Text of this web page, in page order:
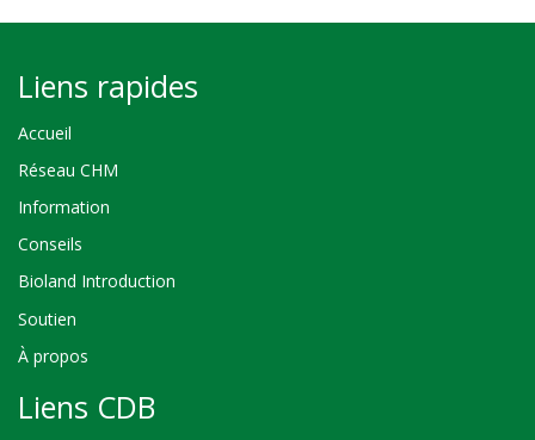
Liens rapides
Accueil
Réseau CHM
Information
Conseils
Bioland Introduction
Soutien
À propos
Liens CDB